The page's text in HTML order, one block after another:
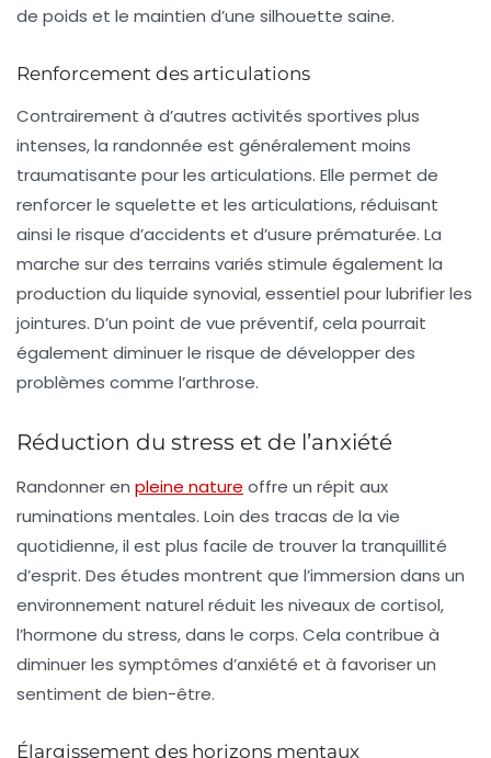
de poids et le maintien d’une silhouette saine.
Renforcement des articulations
Contrairement à d’autres activités sportives plus
intenses, la randonnée est généralement moins
traumatisante pour les articulations. Elle permet de
renforcer le squelette et les articulations, réduisant
ainsi le risque d’accidents et d’usure prématurée. La
marche sur des terrains variés stimule également la
production du liquide synovial, essentiel pour lubrifier les
jointures. D’un point de vue préventif, cela pourrait
également diminuer le risque de développer des
problèmes comme l’arthrose.
Réduction du stress et de l’anxiété
Randonner en pleine nature offre un répit aux
ruminations mentales. Loin des tracas de la vie
quotidienne, il est plus facile de trouver la tranquillité
d’esprit. Des études montrent que l’immersion dans un
environnement naturel réduit les niveaux de cortisol,
l’hormone du stress, dans le corps. Cela contribue à
diminuer les symptômes d’anxiété et à favoriser un
sentiment de bien-être.
Élargissement des horizons mentaux